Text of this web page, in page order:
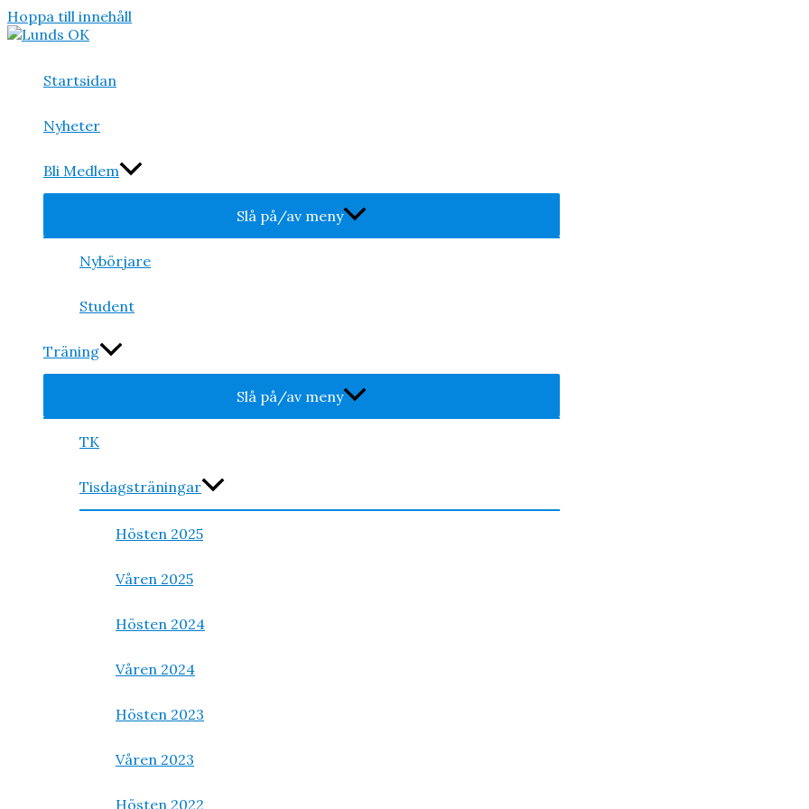
Hoppa till innehåll
Startsidan
Nyheter
Bli Medlem
Slå på/av meny
Nybörjare
Student
Träning
Slå på/av meny
TK
Tisdagsträningar
Hösten 2025
Våren 2025
Hösten 2024
Våren 2024
Hösten 2023
Våren 2023
Hösten 2022